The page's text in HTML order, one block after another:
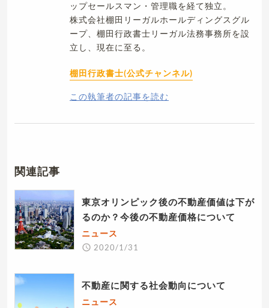
ップセールスマン・管理職を経て独立。
株式会社棚田リーガルホールディングスグル
ープ、棚田行政書士リーガル法務事務所を設
立し、現在に至る。
棚田行政書士(公式チャンネル)
この執筆者の記事を読む
関連記事
東京オリンピック後の不動産価値は下が
るのか？今後の不動産価格について
ニュース
2020/1/31
不動産に関する社会動向について
ニュース